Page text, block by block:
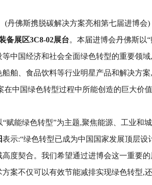
(丹佛斯携脱碳解决方案亮相第七届进博会)
备展区3C8-02展台。本届进博会丹佛斯以
中国经济和社会全面绿色转型的重要领
舶、食品饮料等行业明星产品和解决方
中国绿色转型过程中所能创造的巨大价值
赋能绿色转型”为主题,聚焦能源、工业和
表示:“绿色转型已成为中国国家发展顶层设
度契合。我们希望通过进博会这一重要
案不仅可以有效节能减排实现绿色转型,